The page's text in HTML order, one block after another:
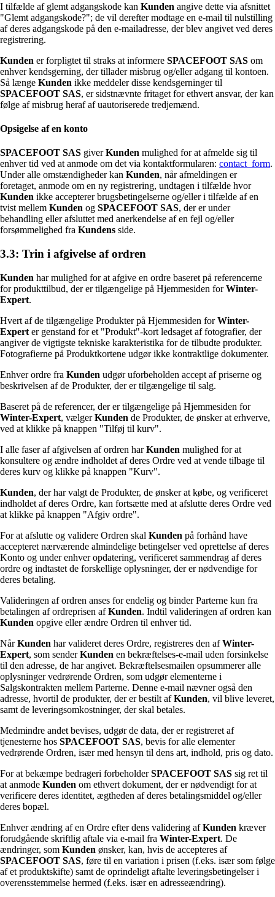
I tilfælde af glemt adgangskode kan Kunden angive dette via afsnittet
"Glemt adgangskode?"; de vil derefter modtage en e-mail til nulstilling
af deres adgangskode på den e-mailadresse, der blev angivet ved deres
registrering.
Kunden er forpligtet til straks at informere SPACEFOOT SAS om
enhver kendsgerning, der tillader misbrug og/eller adgang til kontoen.
Så længe Kunden ikke meddeler disse kendsgerninger til
SPACEFOOT SAS, er sidstnævnte fritaget for ethvert ansvar, der kan
følge af misbrug heraf af uautoriserede tredjemænd.
Opsigelse af en konto
SPACEFOOT SAS giverKunden mulighed for at afmelde sig til
enhver tid ved at anmode om det via kontaktformularen: contact_form.
Under alle omstændigheder kan Kunden, når afmeldingen er
foretaget, anmode om en ny registrering, undtagen i tilfælde hvor
Kunden ikke accepterer brugsbetingelserne og/eller i tilfælde af en
tvist mellem Kunden og SPACEFOOT SAS, der er under
behandling eller afsluttet med anerkendelse af en fejl og/eller
forsømmelighed fra Kundens side.
3.3: Trin i afgivelse af ordren
Kunden har mulighed for at afgive en ordre baseret på referencerne
for produkttilbud, der er tilgængelige på Hjemmesiden forWinter-
Expert.
Hvert af de tilgængelige Produkter på Hjemmesiden forWinter-
Expert er genstand for et "Produkt"-kort ledsaget af fotografier, der
angiver de vigtigste tekniske karakteristika for de tilbudte produkter.
Fotografierne på Produktkortene udgør ikke kontraktlige dokumenter.
Enhver ordre fra Kunden udgør uforbeholden accept af priserne og
beskrivelsen af de Produkter, der er tilgængelige til salg.
Baseret på de referencer, der er tilgængelige på Hjemmesiden for
Winter-Expert, vælgerKunden de Produkter, de ønsker at erhverve,
ved at klikke på knappen "Tilføj til kurv".
I alle faser af afgivelsen af ordren harKunden mulighed for at
konsultere og ændre indholdet af deres Ordre ved at vende tilbage til
deres kurv og klikke på knappen "Kurv".
Kunden, der har valgt de Produkter, de ønsker at købe, og verificeret
indholdet af deres Ordre, kan fortsætte med at afslutte deres Ordre ved
at klikke på knappen "Afgiv ordre".
For at afslutte og validere Ordren skal Kunden på forhånd have
accepteret nærværende almindelige betingelser ved oprettelse af deres
Konto og under enhver opdatering, verificeret sammendrag af deres
ordre og indtastet de forskellige oplysninger, der er nødvendige for
deres betaling.
Valideringen af ordren anses for endelig og binder Parterne kun fra
betalingen af ordreprisen afKunden. Indtil valideringen af ordren kan
Kunden opgive eller ændre Ordren til enhver tid.
NårKunden har valideret deres Ordre, registreres den afWinter-
Expert, som senderKunden en bekræftelses-e-mail uden forsinkelse
til den adresse, de har angivet. Bekræftelsesmailen opsummerer alle
oplysninger vedrørende Ordren, som udgør elementerne i
Salgskontrakten mellem Parterne. Denne e-mail nævner også den
adresse, hvortil de produkter, der er bestilt afKunden, vil blive leveret,
samt de leveringsomkostninger, der skal betales.
Medmindre andet bevises, udgør de data, der er registreret af
tjenesterne hos SPACEFOOT SAS, bevis for alle elementer
vedrørende Ordren, især med hensyn til dens art, indhold, pris og dato.
For at bekæmpe bedrageri forbeholderSPACEFOOT SAS sig ret til
at anmode Kunden om ethvert dokument, der er nødvendigt for at
verificere deres identitet, ægtheden af deres betalingsmiddel og/eller
deres bopæl.
Enhver ændring af en Ordre efter dens validering afKunden kræver
forudgående skriftlig aftale via e-mail fra Winter-Expert. De
ændringer, som Kunden ønsker, kan, hvis de accepteres af
SPACEFOOT SAS, føre til en variation i prisen (f.eks. især som følge
af et produktskifte) samt de oprindeligt aftalte leveringsbetingelser i
overensstemmelse hermed (f.eks. især en adresseændring).